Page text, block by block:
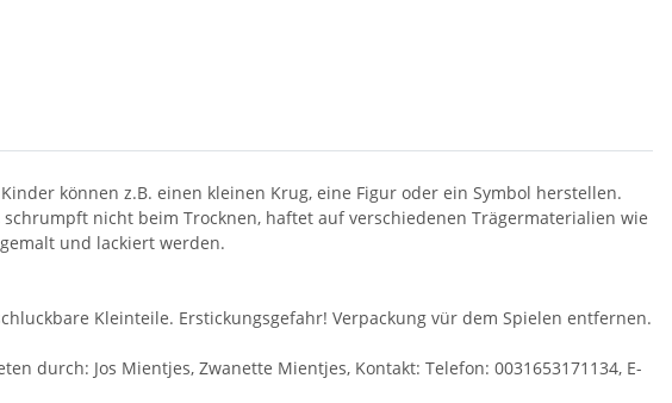
können z.B. einen kleinen Krug, eine Figur oder ein Symbol herstellen.
nicht beim Trocknen, haftet auf verschiedenen Trägermaterialien wie
und lackiert werden.
Kleinteile. Erstickungsgefahr! Verpackung vür dem Spielen entfernen.
durch: Jos Mientjes, Zwanette Mientjes, Kontakt: Telefon: 0031653171134, E-